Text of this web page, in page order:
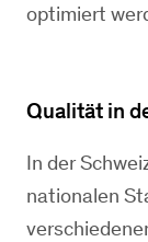
optimiert
Qualität in
In der
nationalen